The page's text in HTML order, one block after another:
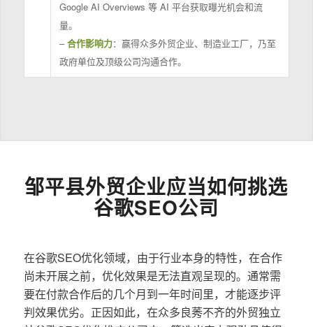
Google AI Overviews 等 AI 平台获取曝光机会和流
量。
–合作影响力：赢得众多外贸企业、制造业工厂，乃至
政府单位及顶级公司沟通合作。
邹平县外贸企业应当如何挑选
谷歌SEO公司
在谷歌SEO优化领域，由于行业本身的特性，在合作
尚未开展之前，优化效果是无法直观呈现的。通常需
要在付款合作后的几个月到一年时间里，才能逐步评
判效果优劣。正因如此，在众多良莠不齐的外贸独立